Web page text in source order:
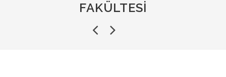
FAKÜLTESI